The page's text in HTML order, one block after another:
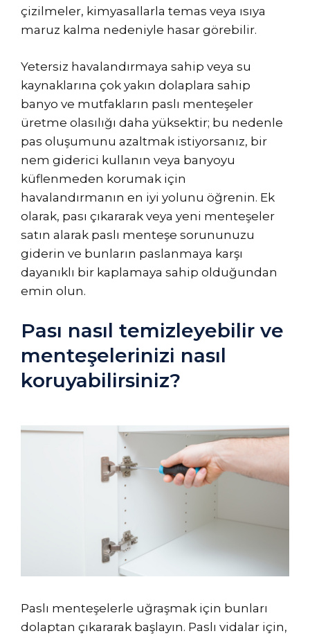
çizilmeler, kimyasallarla temas veya ısıya
maruz kalma nedeniyle hasar görebilir.
Yetersiz havalandırmaya sahip veya su
kaynaklarına çok yakın dolaplara sahip
banyo ve mutfakların paslı menteşeler
üretme olasılığı daha yüksektir; bu nedenle
pas oluşumunu azaltmak istiyorsanız, bir
nem giderici kullanın veya banyoyu
küflenmeden korumak için
havalandırmanın en iyi yolunu öğrenin. Ek
olarak, pası çıkararak veya yeni menteşeler
satın alarak paslı menteşe sorununuzu
giderin ve bunların paslanmaya karşı
dayanıklı bir kaplamaya sahip olduğundan
emin olun.
Pası nasıl temizleyebilir ve
menteşelerinizi nasıl
koruyabilirsiniz?
Paslı menteşelerle uğraşmak için bunları
dolaptan çıkararak başlayın. Paslı vidalar için,